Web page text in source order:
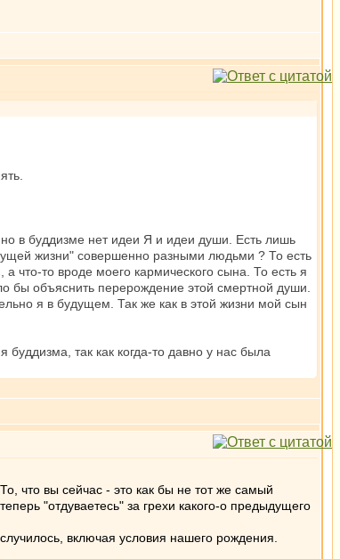
в буддизме нет идеи Я и идеи души. Есть лишь
жизни" совершенно разными людьми ? То есть
что-то вроде моего кармического сына. То есть я
бы объяснить перерождение этой смертной души.
я в будущем. Так же как в этой жизни мой сын
так как когда-то давно у нас была
что вы сейчас - это как бы не тот же самый
"отдуваетесь" за грехи какого-о предыдущего
включая условия нашего рождения.